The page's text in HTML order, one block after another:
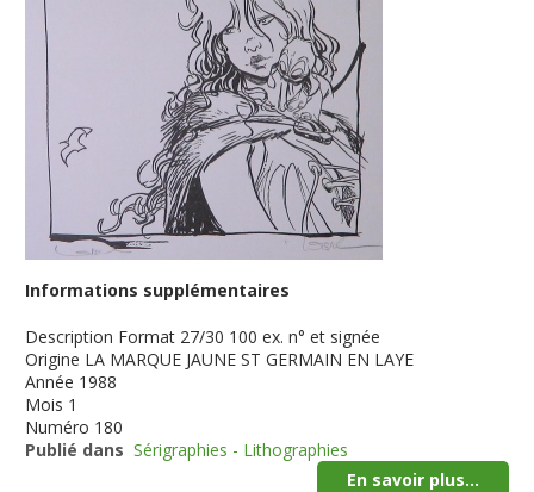
Informations supplémentaires
Description Format 27/30 100 ex. n° et signée
Origine LA MARQUE JAUNE ST GERMAIN EN LAYE
Année 1988
Mois 1
Numéro 180
Publié dans Sérigraphies - Lithographies
En savoir plus...